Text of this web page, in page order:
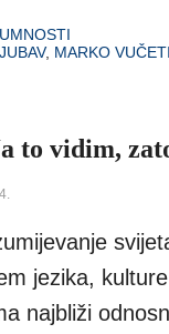
, MARKO
to vidim,
jezika,
najbliži